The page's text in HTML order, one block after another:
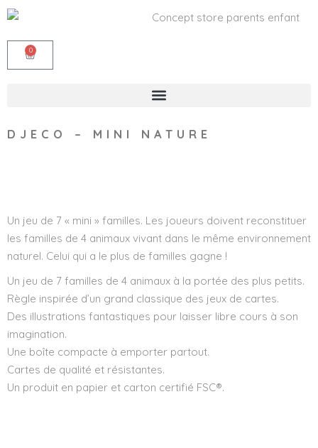
0
DJECO – MINI NATURE
Un jeu de 7 « mini » familles. Les joueurs doivent reconstituer
les familles de 4 animaux vivant dans le même environnement
naturel. Celui qui a le plus de familles gagne !
Un jeu de 7 familles de 4 animaux à la portée des plus petits.
Règle inspirée d’un grand classique des jeux de cartes.
Des illustrations fantastiques pour laisser libre cours à son
imagination.
Une boîte compacte à emporter partout.
Cartes de qualité et résistantes.
Un produit en papier et carton certifié FSC®.